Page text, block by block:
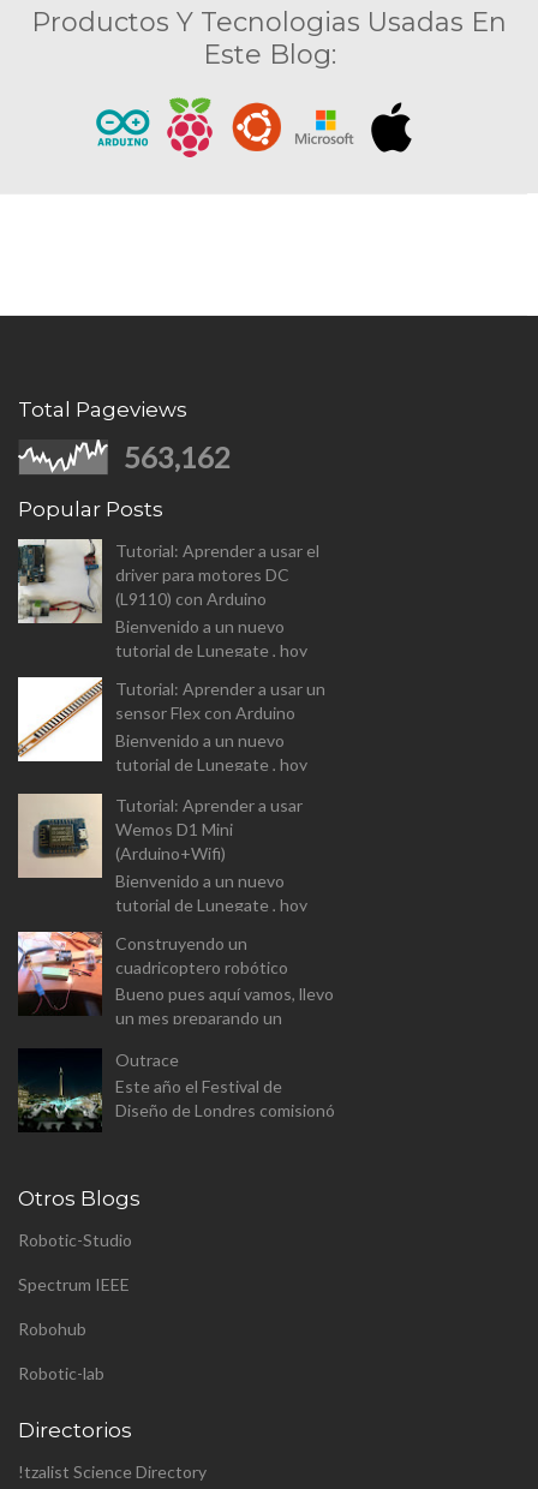
Productos Y Tecnologias Usadas En
Este Blog:
Total Pageviews
563,162
Popular Posts
Tutorial: Aprender a usar el
driver para motores DC
(L9110) con Arduino
Bienvenido a un nuevo
tutorial de Lunegate , hoy
controlar motores DC (L9110
Dual-Chanel H-Bridge). I...
Tutorial: Aprender a usar un
sensor Flex con Arduino
Bienvenido a un nuevo
tutorial de Lunegate , hoy
componente un tanto
diferente, y que las
aplicaciones estarán...
Tutorial: Aprender a usar
Wemos D1 Mini
(Arduino+Wifi)
Bienvenido a un nuevo
tutorial de Lunegate , hoy
Arduino equipado con un
modulo Wifi. El Wemos D1
Mini v...
Construyendo un
cuadricoptero robótico
Bueno pues aquí vamos, llevo
un mes preparando un
(aunque a este paso sera
proyecto personal). Se trata
de constr...
Outrace
Este año el Festival de
Diseño de Londres comisionó
pública p...
Otros Blogs
Robotic-Studio
Spectrum IEEE
Robohub
Robotic-lab
Directorios
!tzalist Science Directory